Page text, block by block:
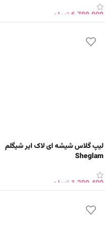
6,700,000تومان
لیپ گلاس شیشه ای لاک ایر شیگلم
Sheglam
1,290,400 تومان